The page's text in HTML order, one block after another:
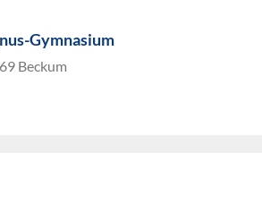
Gymnasium
Beckum